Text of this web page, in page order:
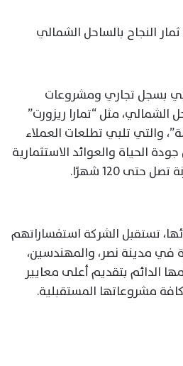
النجاح بالساحل الشمالي
بسجل تجاري ومشروعات
الشمالي، مثل “تمارا ريزورت”
والتي تلبي تطلعات العملاء
الحياة والعوائد الاستثمارية
120 شهرًا.
تستقبل الشركة استفساراتهم
في مدينة نصر، والمهندسين،
الدائم بتقديم أعلى معايير
مشروعاتها المستقبلية.